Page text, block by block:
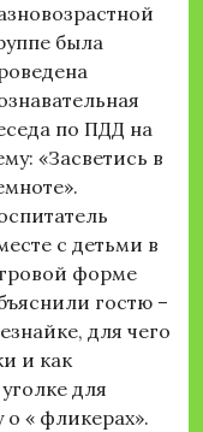
была
по ПДД на
«Засветись в
с детьми в
форме
гостю –
для чего
и как
для
« фликерах».